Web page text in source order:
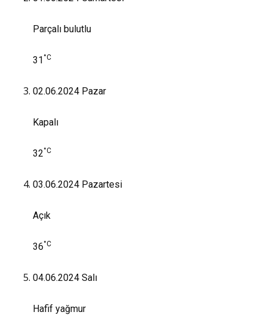
Parçalı bulutlu
31 °C
02.06.2024 Pazar
Kapalı
32°C
03.06.2024 Pazartesi
Açık
36°C
04.06.2024 Salı
Hafif yağmur